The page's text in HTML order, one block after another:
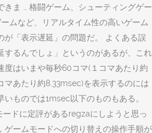
ま … 格闘ゲーム、シューティングゲー
ムなど、リアルタイム性の高いゲーム
が「表示遅延」の問題だ。 よくある誤
するんでしょ」というのがあるが、これ
度はいまや毎秒60コマ(１コマあたり約
マあたり約8.33msec)を表示するのには
ものでは1msec以下のものもある。
ドに定評があるregzaにしようと思っ
ゲームモードへの切り替えの操作手順が